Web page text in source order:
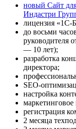
новый Сайт
Индастри
лицензия «1С-
до восьми
руководителя
— 10 лет);
разработка
директора;
SEO-
настройка
маркетинговое
регистрация
2 месяца